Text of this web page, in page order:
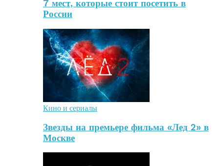
7 мест, которые стоит посетить в
России
Кино и сериалы
Звезды на премьере фильма «Лед 2» в
Москве